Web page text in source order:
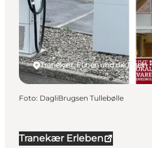
Tranekær Erleben
Tranekær, Fünen und die Inseln
Foto: DagliBrugsen Tullebølle